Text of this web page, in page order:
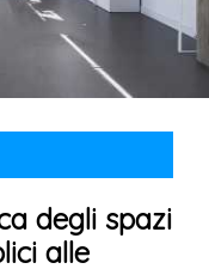
degli spazi
alle